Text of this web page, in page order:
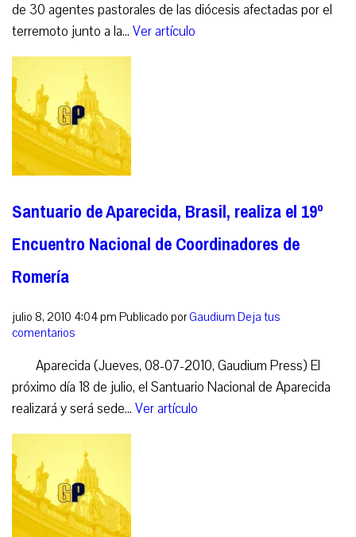
de 30 agentes pastorales de las diócesis afectadas por el
terremoto junto a la... Ver artículo
Santuario de Aparecida, Brasil, realiza el 19º
Encuentro Nacional de Coordinadores de
Romería
julio 8, 2010 4:04 pm Publicado porGaudium Deja tus
comentarios
Aparecida (Jueves, 08-07-2010, Gaudium Press) El
próximo día 18 de julio, el Santuario Nacional de Aparecida
realizará y será sede... Ver artículo